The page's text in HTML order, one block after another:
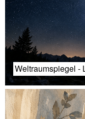
Weltraumspiegel -